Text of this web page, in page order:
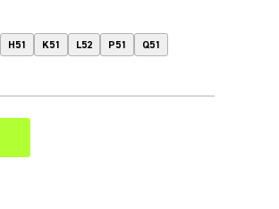
H51 K51 L52 P51
Q51